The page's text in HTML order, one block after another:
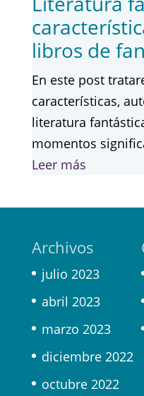
libros de
En este post
características,
literatura
momentos
Leer más
Archivos
julio 2023
abril 2023
marzo 2023
diciembre 2022
octubre 2022